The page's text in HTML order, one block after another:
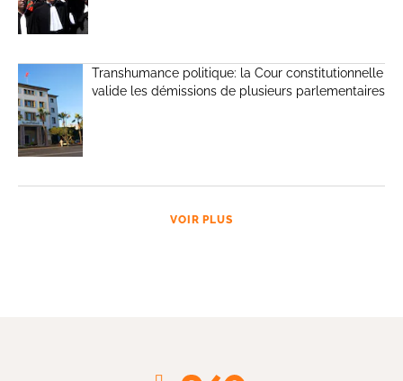
Transhumance politique: la Cour constitutionnelle
valide les démissions de plusieurs parlementaires
VOIR PLUS